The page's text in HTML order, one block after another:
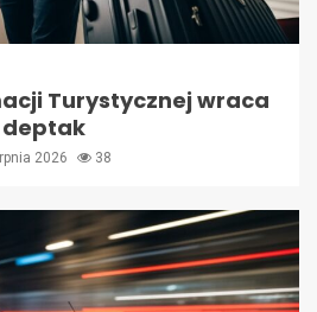
Turystycznej wraca
deptak
2026 38